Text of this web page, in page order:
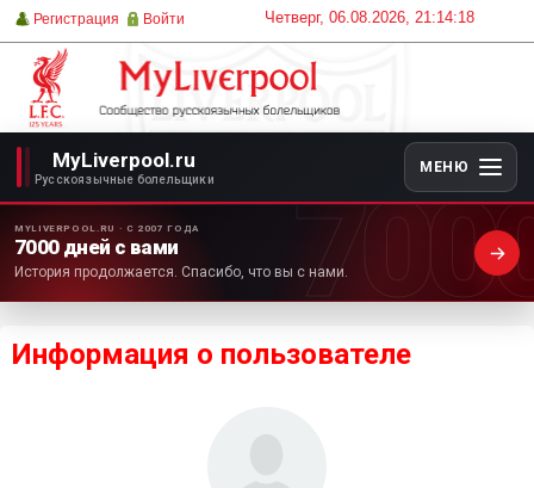
Четверг, 06.08.2026, 21:14:18
Регистрация Войти
MyLiverpool.ru
Русскоязычные болельщики
МЕНЮ
MYLIVERPOOL.RU · С 2007 ГОДА
7000 дней с вами
История продолжается. Спасибо, что вы с нами.
Информация о пользователе